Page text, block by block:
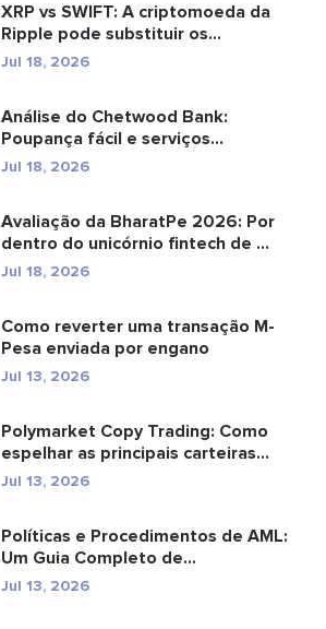
XRP vs SWIFT: A criptomoeda da
Ripple pode substituir os
pagamento...
Jul 18, 2026
Análise do Chetwood Bank:
Poupança fácil e serviços
bancários...
Jul 18, 2026
Avaliação da BharatPe 2026: Por
dentro do unicórnio fintech de ...
Jul 18, 2026
Como reverter uma transação M-
Pesa enviada por engano
Jul 13, 2026
Polymarket Copy Trading: Como
espelhar as principais carteiras
com...
Jul 13, 2026
Políticas e Procedimentos de AML:
Um Guia Completo de
Conformidade
Jul 13, 2026